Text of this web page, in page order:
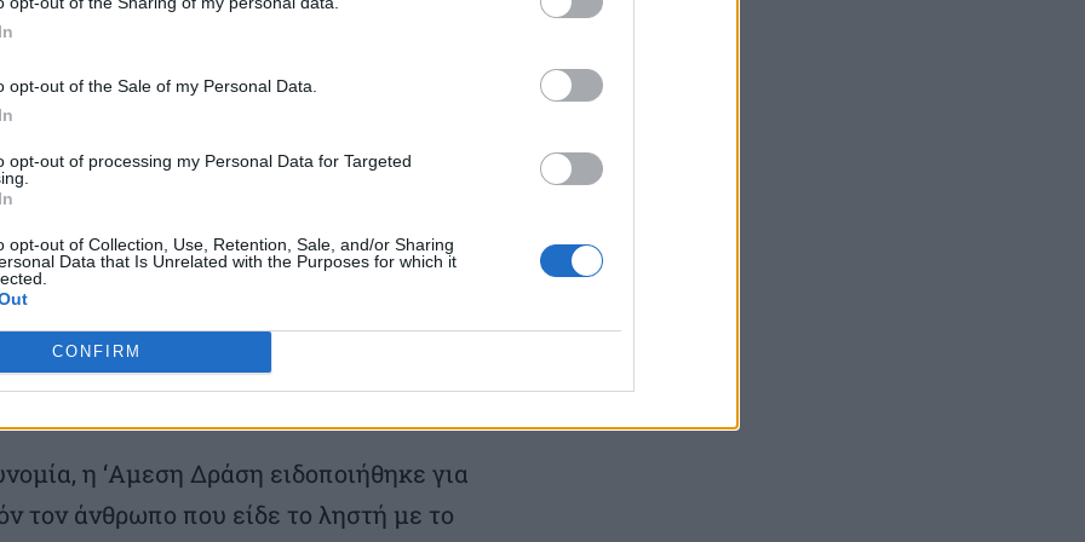
opt-out of the Sale of my Personal Data.
opt-out of processing my Personal Data for Targeted
opt-out of Collection, Use, Retention, Sale, and/or Sharing
Data that Is Unrelated with the Purposes for which it
CONFIRM
Έξω από το κατάστημα ανέμενε
μακρύκανο όπλο και ο τέταρτος στο
υπαλλήλους και δύο πελάτες,
θησαυροφυλάκιο και περίμεναν σχεδόν
πάρουν τα χρήματα.
πελάτης τον οποίο ακινητοποίησαν
άλλος ένας, αλλά είδε τον
η ‘Αμεση Δράση ειδοποιήθηκε για
τον άνθρωπο που είδε το ληστή με το